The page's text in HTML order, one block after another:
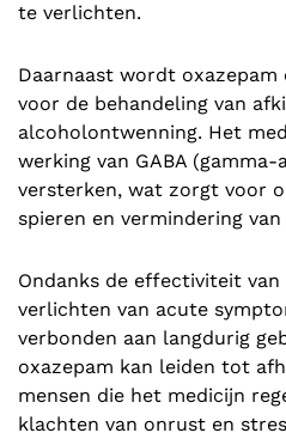
te verlichten.
Daarnaast wordt oxazepam
voor de behandeling van
alcoholontwenning. Het
werking van GABA
versterken, wat zorgt voor
spieren en vermindering van
Ondanks de effectiviteit
verlichten van acute
verbonden aan langdurig
oxazepam kan leiden tot
mensen die het medicijn
klachten van onrust en